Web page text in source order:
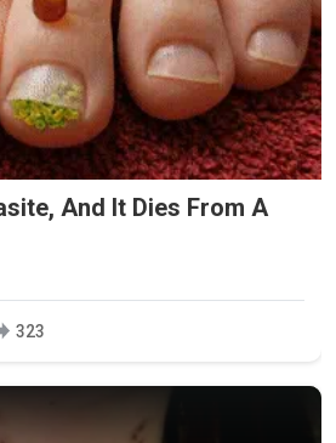
And It Dies From A
323